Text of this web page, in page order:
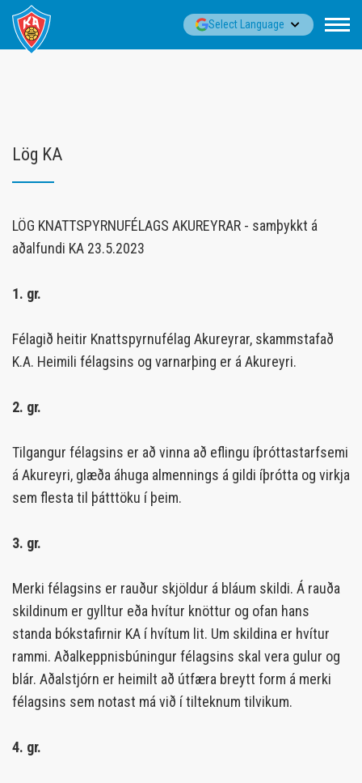
Fara
Select Language▼
Lög KA
LÖG KNATTSPYRNUFÉLAGS AKUREYRAR - samþykkt á
aðalfundi KA 23.5.2023
1. gr.
Félagið heitir Knattspyrnufélag Akureyrar, skammstafað
K.A. Heimili félagsins og varnarþing er á Akureyri.
2. gr.
Tilgangur félagsins er að vinna að eflingu íþróttastarfsemi
á Akureyri, glæða áhuga almennings á gildi íþrótta og virkja
sem flesta til þátttöku í þeim.
3. gr.
Merki félagsins er rauður skjöldur á bláum skildi. Á rauða
skildinum er gylltur eða hvítur knöttur og ofan hans
standa bókstafirnir KA í hvítum lit. Um skildina er hvítur
rammi. Aðalkeppnisbúningur félagsins skal vera gulur og
blár. Aðalstjórn er heimilt að útfæra breytt form á merki
félagsins sem notast má við í tilteknum tilvikum.
4. gr.